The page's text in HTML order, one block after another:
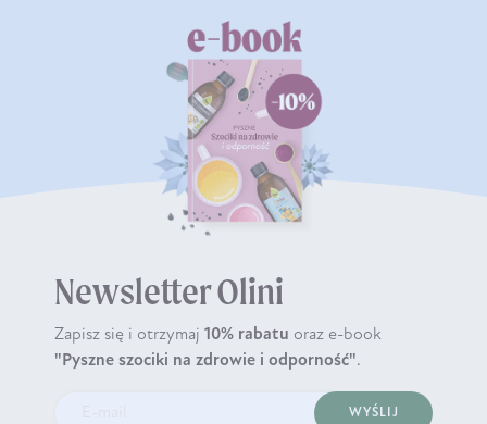
Newsletter Olini
Zapisz się i otrzymaj 10% rabatu oraz e-book
"Pyszne szociki na zdrowie i odporność".
WYŚLIJ